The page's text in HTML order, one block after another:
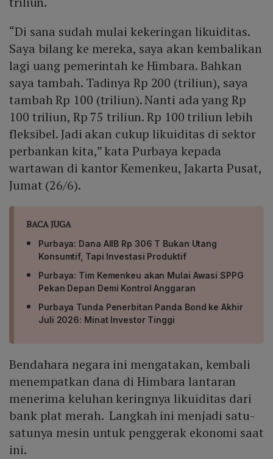
“Di sana sudah mulai kekeringan likuiditas.
Saya bilang ke mereka, saya akan kembalikan
lagi uang pemerintah ke Himbara. Bahkan
saya tambah. Tadinya Rp 200 (triliun), saya
tambah Rp 100 (triliun). Nanti ada yang Rp
100 triliun, Rp 75 triliun. Rp 100 triliun lebih
fleksibel. Jadi akan cukup likuiditas di sektor
perbankan kita,” kata Purbaya kepada
wartawan di kantor Kemenkeu, Jakarta Pusat,
Jumat (26/6).
BACA JUGA
Purbaya: Dana AIIB Rp 306 T Bukan Utang
Konsumtif, Tapi Investasi Produktif
Purbaya: Tim Kemenkeu akan Mulai Awasi SPPG
Pekan Depan Demi Kontrol Anggaran
Purbaya Tunda Penerbitan Panda Bond ke Akhir
Juli 2026: Minat Investor Tinggi
Bendahara negara ini mengatakan, kembali
menempatkan dana di Himbara lantaran
menerima keluhan keringnya likuiditas dari
bank plat merah. Langkah ini menjadi satu-
satunya mesin untuk penggerak ekonomi saat
ini.